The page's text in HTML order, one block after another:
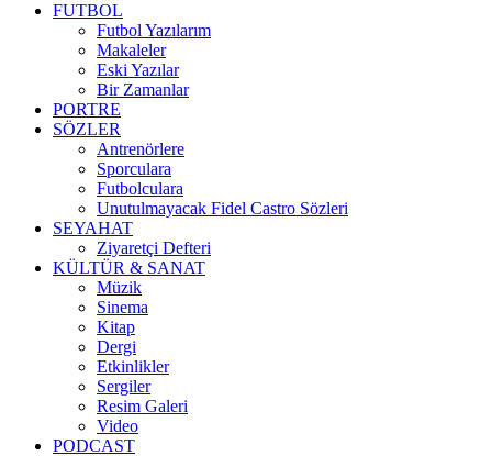
FUTBOL
Futbol Yazılarım
Makaleler
Eski Yazılar
Bir Zamanlar
PORTRE
SÖZLER
Antrenörlere
Sporculara
Futbolculara
Unutulmayacak Fidel Castro Sözleri
SEYAHAT
Ziyaretçi Defteri
KÜLTÜR & SANAT
Müzik
Sinema
Kitap
Dergi
Etkinlikler
Sergiler
Resim Galeri
Video
PODCAST